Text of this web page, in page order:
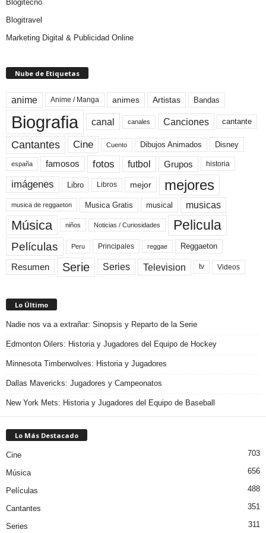
Blogitecno
Blogitravel
Marketing Digital & Publicidad Online
Nube de Etiquetas
anime Anime / Manga animes Artistas Bandas
Biografia canal canales Canciones cantante
Cantantes Cine Cuento Dibujos Animados Disney
españa famosos fotos futbol Grupos historia
imágenes Libro Libros mejor mejores
musica de reggaeton Musica Gratis musical musicas
Música niños Noticias / Curiosidades Pelicula
Películas Peru Principales reggae Reggaeton
Resumen Serie Series Television tv Videos
Lo Último
Nadie nos va a extrañar: Sinopsis y Reparto de la Serie
Edmonton Oilers: Historia y Jugadores del Equipo de Hockey
Minnesota Timberwolves: Historia y Jugadores
Dallas Mavericks: Jugadores y Campeonatos
New York Mets: Historia y Jugadores del Equipo de Baseball
Lo Más Destacado
Cine 703
Música 656
Películas 488
Cantantes 351
Series 311